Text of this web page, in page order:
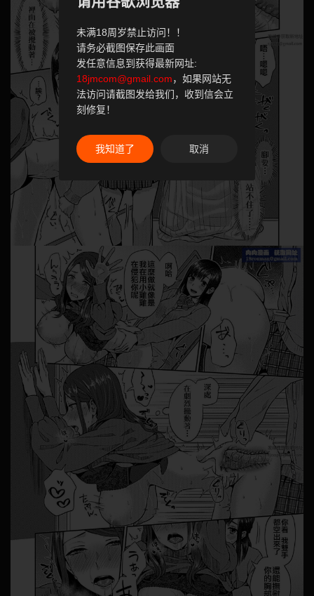
未满18周岁禁止访问！！
请务必截图保存此画面
发任意信息到获得最新网址:
18jmcom@gmail.com，如果网站无
法访问请截图发给我们，收到信会立
刻修复！
我知道了 取消